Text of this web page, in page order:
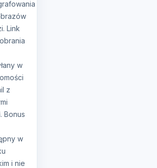
Link
w
z
Bonus
w
i nie